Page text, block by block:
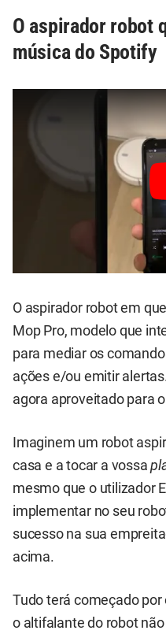
O aspirador robot
música do Spotify
O aspirador robot em
Mop Pro, modelo que
para mediar os
ações e/ou emitir
agora aproveitado para
Imaginem um robot
casa e a tocar a vossa
mesmo que o utilizador
implementar no seu
sucesso na sua
acima.
Tudo terá começado
o altifalante do robot